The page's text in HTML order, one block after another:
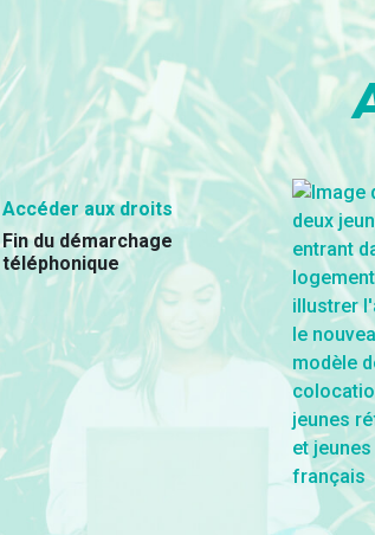
Accéder aux droits
Fin du démarchage
téléphonique